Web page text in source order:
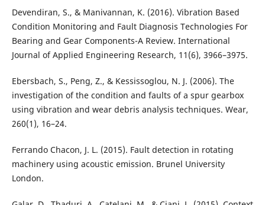
Devendiran, S., & Manivannan, K. (2016). Vibration Based
Condition Monitoring and Fault Diagnosis Technologies For
Bearing and Gear Components-A Review. International
Journal of Applied Engineering Research, 11(6), 3966–3975.
Ebersbach, S., Peng, Z., & Kessissoglou, N. J. (2006). The
investigation of the condition and faults of a spur gearbox
using vibration and wear debris analysis techniques. Wear,
260(1), 16–24.
Ferrando Chacon, J. L. (2015). Fault detection in rotating
machinery using acoustic emission. Brunel University
London.